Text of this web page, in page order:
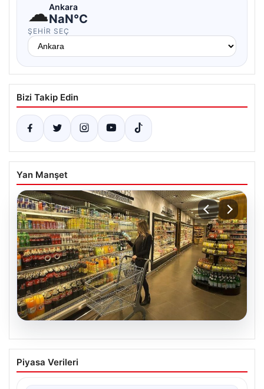
☁Ankara
NaN°C
ŞEHIR SEÇ
Bizi Takip Edin
Yan Manşet
Enflasyon verileri ne zaman
açıklanacak? 2026 TÜİK mart ayı
Piyasa Verileri